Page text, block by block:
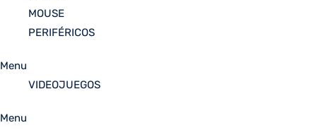
MOUSE
PERIFÉRICOS
Menu
VIDEOJUEGOS
Menu